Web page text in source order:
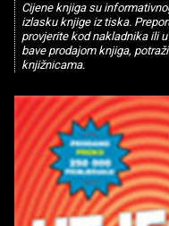
Cijene knjiga su
izlasku knjige iz tiska.
provjerite kod nakladnika ili
bave prodajom knjiga,
knjižnicama.